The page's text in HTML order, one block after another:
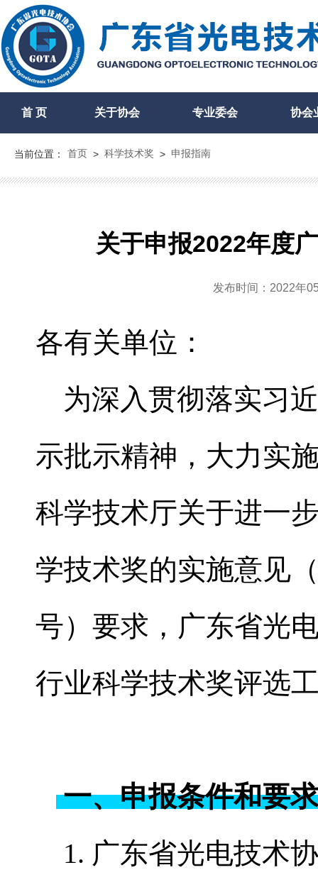
首 页 关于协会 专业委会 协会
当前位置： 首页 > 科学技术奖 > 申报指南
关于申报2022年度
发布时间：2022
各有关单位：
为深入贯彻落实习
示批示精神，大力实
科学技术厅关于进一
学技术奖的实施意见
号）要求，广东省光
行业科学技术奖评选
一、申报条件和要
1. 广东省光电技术